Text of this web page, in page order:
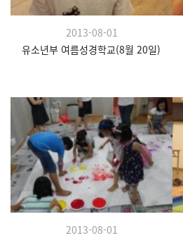
2013-08-01
유소년부 여름성경학교(8월 20일)
2013-08-01